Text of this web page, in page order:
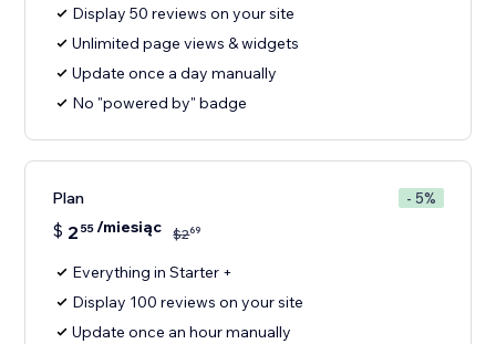
Display 50 reviews on your site
Unlimited page views & widgets
Update once a day manually
No "powered by" badge
Plan - 5%
$ 2 55/miesiąc $269
Everything in Starter +
Display 100 reviews on your site
Update once an hour manually